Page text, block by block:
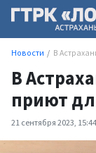
Новости В
В
приют
21 сентября 2023, 15:44